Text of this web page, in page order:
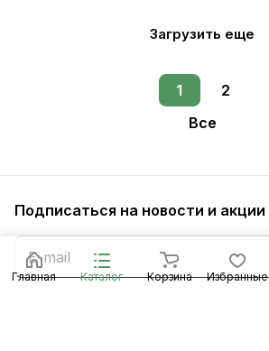
Загрузить еще
1
2
Все
Главная Каталог Корзина Избранные
Подписаться на новости и акции